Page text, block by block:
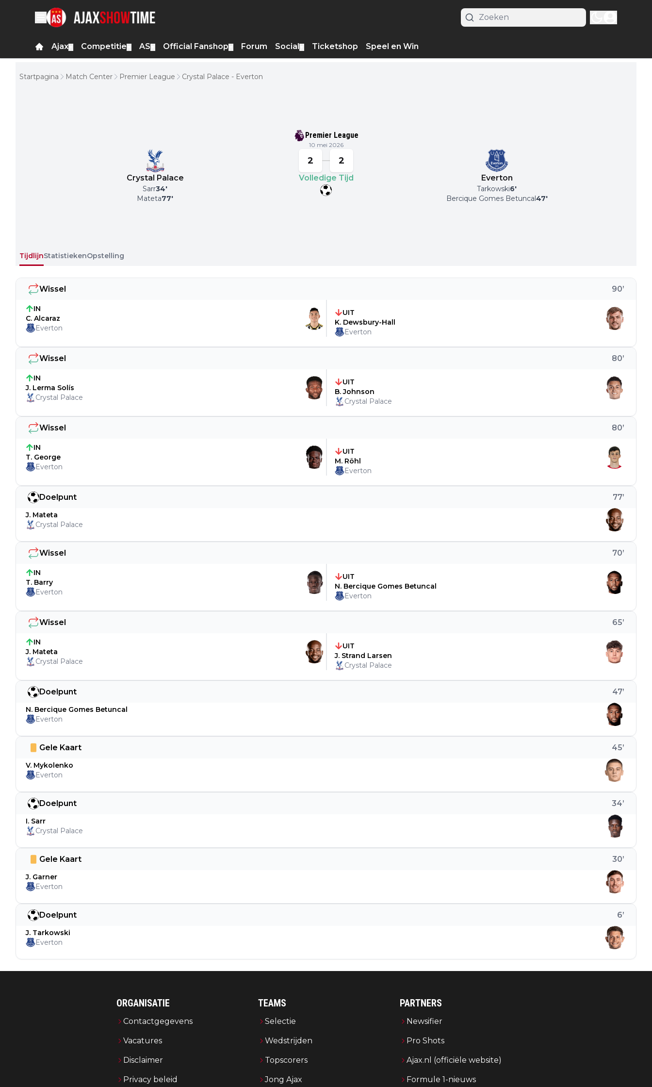
Ajax Competitie AS Official Fanshop Forum Social Ticketshop Speel en Win
Startpagina Match Center Premier League Crystal Palace - Everton
Premier League
10 mei 2026
Crystal Palace
Sarr34'
Mateta77'
2 2
Volledige Tijd Everton
Tarkowski6'
Bercique Gomes Betuncal47'
TijdlijnStatistiekenOpstelling
Doelpunt 6’
J. Tarkowski
Everton
Gele Kaart 30’
J. Garner
Everton
Doelpunt 34’
I. Sarr
Crystal Palace
Gele Kaart 45’
V. Mykolenko
Everton
Doelpunt 47’
N. Bercique Gomes Betuncal
Everton
Wissel 65’
IN
J. Mateta
Crystal Palace
UIT
J. Strand Larsen
Crystal Palace
Wissel 70’
IN
T. Barry
Everton
UIT
N. Bercique Gomes Betuncal
Everton
Doelpunt 77’
J. Mateta
Crystal Palace
Wissel 80’
IN
T. George
Everton
UIT
M. Röhl
Everton
Wissel 80’
IN
J. Lerma Solís
Crystal Palace
UIT
B. Johnson
Crystal Palace
Wissel 90’
IN
C. Alcaraz
Everton
UIT
K. Dewsbury-Hall
Everton
ORGANISATIE
Contactgegevens
Vacatures
Disclaimer
Privacy beleid
TEAMS
Selectie
Wedstrijden
Topscorers
Jong Ajax
PARTNERS
Newsifier
Pro Shots
Ajax.nl (officiële website)
Formule 1-nieuws